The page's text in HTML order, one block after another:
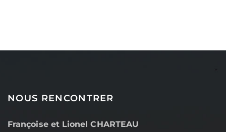
NOUS RENCONTRER
Françoise et Lionel CHARTEAU